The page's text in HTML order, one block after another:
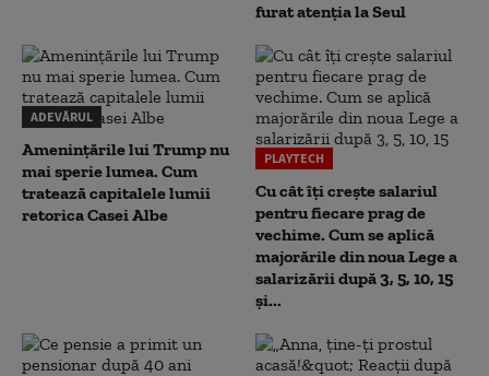
furat atenția la Seul
ADEVĂRUL
Amenințările lui Trump nu
mai sperie lumea. Cum
tratează capitalele lumii
retorica Casei Albe
PLAYTECH
Cu cât îți crește salariul
pentru fiecare prag de
vechime. Cum se aplică
majorările din noua Lege a
salarizării după 3, 5, 10, 15
și...